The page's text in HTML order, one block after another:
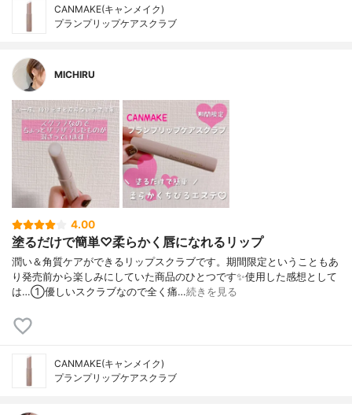
CANMAKE(キャンメイク)
プランプリップケアスクラブ
MICHIRU
4.00
塗るだけで簡単♡柔らかく唇になれるリップ
潤い＆角質ケアができるリップスクラブです。期間限定ということもあ
り発売前から楽しみにしていた商品のひとつです✨使用した感想として
は…①優しいスクラブなので全く痛…続きを見る
CANMAKE(キャンメイク)
プランプリップケアスクラブ